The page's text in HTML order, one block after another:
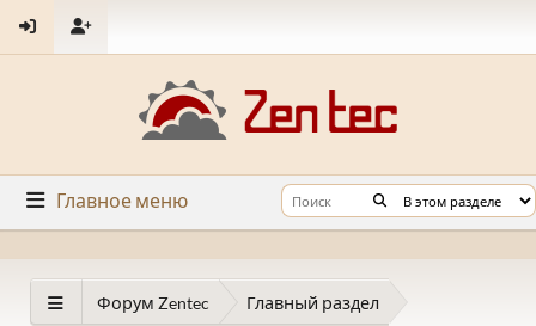
Главное меню
Форум Zentec Главный раздел